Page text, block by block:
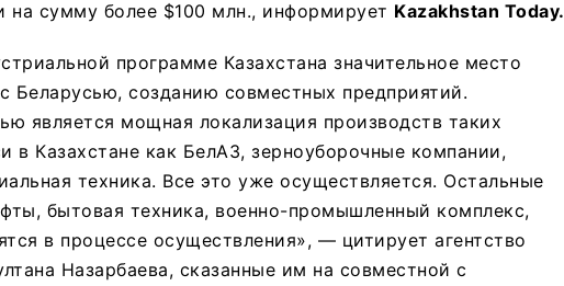
на сумму более $100 млн., информирует Kazakhstan Today.
программе Казахстана значительное место
Беларусью, созданию совместных предприятий.
является мощная локализация производств таких
в Казахстане как БелАЗ, зерноуборочные компании,
техника. Все это уже осуществляется. Остальные
бытовая техника, военно-промышленный комплекс,
в процессе осуществления», — цитирует агентство
Назарбаева, сказанные им на совместной с